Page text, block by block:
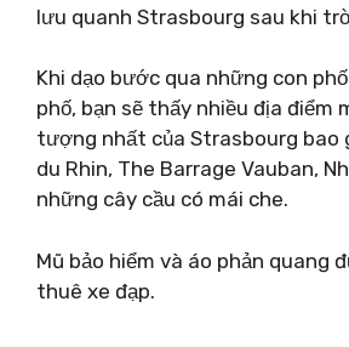
lưu quanh Strasbourg sau khi
Khi dạo bước qua những con
phố, bạn sẽ thấy nhiều địa điểm
tượng nhất của Strasbourg bao
du Rhin, The Barrage Vauban,
những cây cầu có mái che.
Mũ bảo hiểm và áo phản quang
thuê xe đạp.